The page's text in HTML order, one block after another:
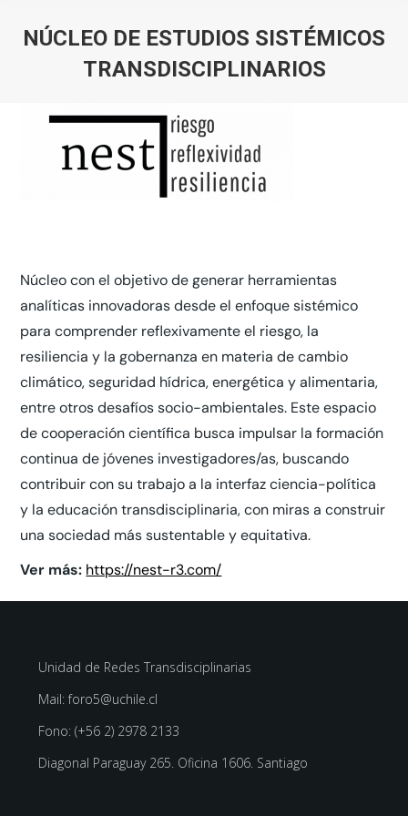
NÚCLEO DE ESTUDIOS SISTÉMICOS
TRANSDISCIPLINARIOS
Núcleo con el objetivo de generar herramientas
analíticas innovadoras desde el enfoque sistémico
para comprender reflexivamente el riesgo, la
resiliencia y la gobernanza en materia de cambio
climático, seguridad hídrica, energética y alimentaria,
entre otros desafíos socio-ambientales. Este espacio
de cooperación científica busca impulsar la formación
continua de jóvenes investigadores/as, buscando
contribuir con su trabajo a la interfaz ciencia-política
y la educación transdisciplinaria, con miras a construir
una sociedad más sustentable y equitativa.
Ver más: https://nest-r3.com/
Unidad de Redes Transdisciplinarias
Mail: foro5@uchile.cl
Fono: (+56 2) 2978 2133
Diagonal Paraguay 265. Oficina 1606. Santiago